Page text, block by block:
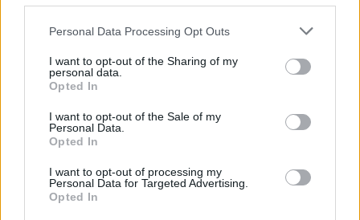
Please note that this website/app uses one or more Google
not limited to your visit or usage behaviour. You may click to
grant or deny consent to Google and its third-party tags to
use your data for below specified purposes in below Google
consent section.
Personal Data Processing Opt Outs
I want to opt-out of the Sharing of my
personal data.
Opted In
I want to opt-out of the Sale of my
Personal Data.
Opted In
I want to opt-out of processing my
Personal Data for Targeted Advertising.
Opted In
ΣΧΕΤΙΚΑΑΡΘΡΑ